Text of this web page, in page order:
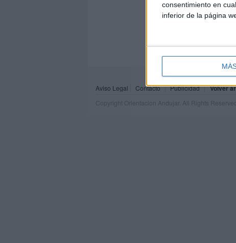
consentimiento en
inferior de la página
Aviso Legal Contacto Publicidad Volver
Copyright Orientacion Andujar. All Rights